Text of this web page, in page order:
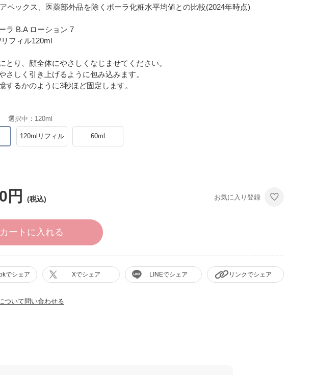
円 お気に入り登録
カートに入れる
選択中：120ml
120mlリフィル 60ml
ペックス、医薬部外品を除くポーラ化粧水平均値との比較(2024年時点)
ラ B.A ローション 7
フィル120ml
とり、顔全体にやさしくなじませてください。
さしく引き上げるように包み込みます。
するかのように3秒ほど固定します。
ついて問い合わせる
でシェア Xでシェア LINEでシェア リンクでシェア